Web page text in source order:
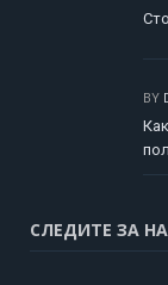
BY
СЛЕДИТЕ ЗА